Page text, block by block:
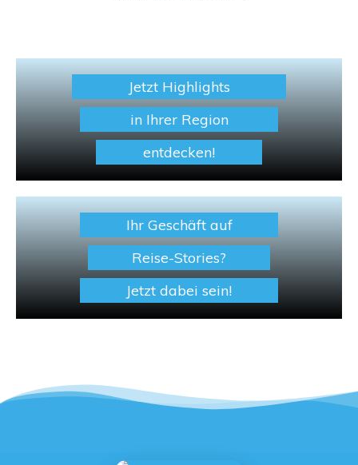
Jetzt Highlights
in Ihrer Region
entdecken!
Ihr Geschäft auf
Reise-Stories?
Jetzt dabei sein!